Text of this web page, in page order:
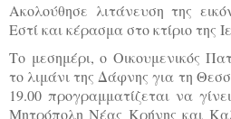
Ακολούθησε λιτάνευση της
Εστί και κέρασμα στο κτίριο της
Το μεσημέρι, ο Οικουμενικός
το λιμάνι της Δάφνης για τη
19.00 προγραμματίζεται να
Μητρόπολη Νέας Κρήνης και